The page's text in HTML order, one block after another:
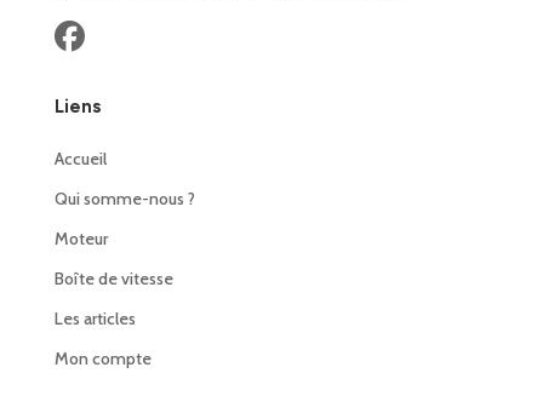
Liens
Accueil
Qui somme-nous ?
Moteur
Boîte de vitesse
Les articles
Mon compte